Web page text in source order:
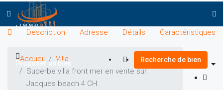
Location
Proposer un bien Recherche de bien
Description Adresse Détails Caractéristiques
Accueil
Villa
Superbe villa front mer en vente sur
Jacques beach 4 CH